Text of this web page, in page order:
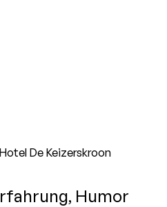
De Keizerskroon
Humor